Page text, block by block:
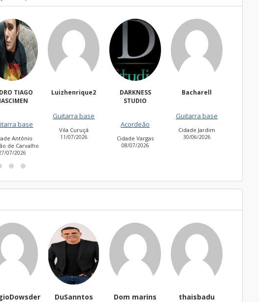
Vila Curuçá
11/07/2026
DARKNESS
Cidade Vargas
Bacharell
Cidade Jardim
30/06/2026
Waldir
27/06/2026
DuSanntos Dom marins thaisbadu FernandoCSCDo